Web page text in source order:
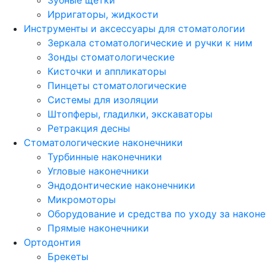
Ирригаторы, жидкости
Инструменты и аксессуары для стоматологии
Зеркала стоматологические и ручки к ним
Зонды стоматологические
Кисточки и аппликаторы
Пинцеты стоматологические
Системы для изоляции
Штопферы, гладилки, экскаваторы
Ретракция десны
Стоматологические наконечники
Турбинные наконечники
Угловые наконечники
Эндодонтические наконечники
Микромоторы
Оборудование и средства по уходу за
Прямые наконечники
Ортодонтия
Брекеты